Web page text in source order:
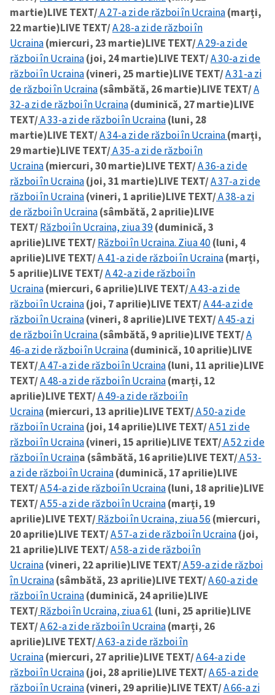
martie)LIVE TEXT/A 27-a zi de război în Ucraina(marți,
22 martie)LIVE TEXT/A 28-a zi de război în
Ucraina(miercuri, 23 martie)LIVE TEXT/A 29-a zi de
război în Ucraina(joi, 24 martie)LIVE TEXT/A 30-a zi de
război în Ucraina(vineri, 25 martie)LIVE TEXT/A 31-a zi
de război în Ucraina(sâmbătă, 26 martie)LIVE TEXT/A
32-a zi de război în Ucraina(duminică, 27 martie)LIVE
TEXT/A 33-a zi de război în Ucraina(luni, 28
martie)LIVE TEXT/A 34-a zi de război în Ucraina(marți,
29 martie)LIVE TEXT/A 35-a zi de război în
Ucraina(miercuri, 30 martie)LIVE TEXT/A 36-a zi de
război în Ucraina(joi, 31 martie)LIVE TEXT/A 37-a zi de
război în Ucraina(vineri, 1 aprilie)LIVE TEXT/A 38-a zi
de război în Ucraina(sâmbătă, 2 aprilie)LIVE
TEXT/Război în Ucraina, ziua 39(duminică, 3
aprilie)LIVE TEXT/Război în Ucraina. Ziua 40(luni, 4
aprilie)LIVE TEXT/A 41-a zi de război în Ucraina(marți,
5 aprilie)LIVE TEXT/A 42-a zi de război în
Ucraina(miercuri, 6 aprilie)LIVE TEXT/A 43-a zi de
război în Ucraina(joi, 7 aprilie)LIVE TEXT/A 44-a zi de
război în Ucraina(vineri, 8 aprilie)LIVE TEXT/A 45-a zi
de război în Ucraina(sâmbătă, 9 aprilie)LIVE TEXT/A
46-a zi de război în Ucraina(duminică, 10 aprilie)LIVE
TEXT/A 47-a zi de război în Ucraina(luni, 11 aprilie)LIVE
TEXT/A 48-a zi de război în Ucraina(marți, 12
aprilie)LIVE TEXT/A 49-a zi de război în
Ucraina(miercuri, 13 aprilie)LIVE TEXT/A 50-a zi de
război în Ucraina(joi, 14 aprilie)LIVE TEXT/A 51 zi de
război în Ucraina(vineri, 15 aprilie)LIVE TEXT/A 52 zi de
război în Ucraina (sâmbătă, 16 aprilie)LIVE TEXT/A 53-
a zi de război în Ucraina(duminică, 17 aprilie)LIVE
TEXT/A 54-a zi de război în Ucraina(luni, 18 aprilie)LIVE
TEXT/A 55-a zi de război în Ucraina(marți, 19
aprilie)LIVE TEXT/Război în Ucraina, ziua 56 (miercuri,
20 aprilie)LIVE TEXT/A 57-a zi de război în Ucraina(joi,
21 aprilie)LIVE TEXT/A 58-a zi de război în
Ucraina(vineri, 22 aprilie)LIVE TEXT/A 59-a zi de război
în Ucraina(sâmbătă, 23 aprilie)LIVE TEXT/A 60-a zi de
război în Ucraina(duminică, 24 aprilie)LIVE
TEXT/Război în Ucraina, ziua 61 (luni, 25 aprilie)LIVE
TEXT/A 62-a zi de război în Ucraina(marți, 26
aprilie)LIVE TEXT/A 63-a zi de război în
Ucraina(miercuri, 27 aprilie)LIVE TEXT/A 64-a zi de
război în Ucraina(joi, 28 aprilie)LIVE TEXT/A 65-a zi de
război în Ucraina(vineri, 29 aprilie)LIVE TEXT/A 66-a zi